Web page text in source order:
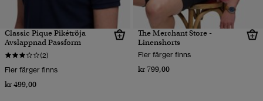
Classic Pique Pikétröja
Avslappnad Passform
(2)
Fler färger finns
kr 499,00
The Merchant Store -
Linenshorts
Fler färger finns
kr 799,00